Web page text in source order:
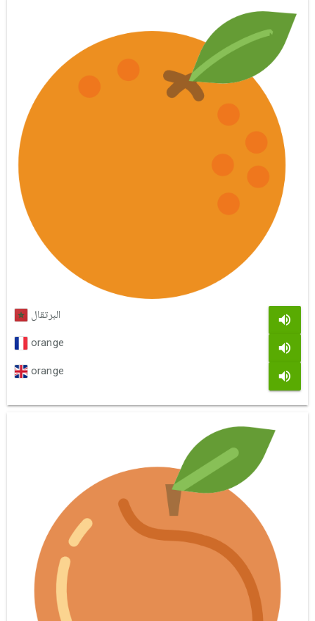
البرتقال
orange
orange